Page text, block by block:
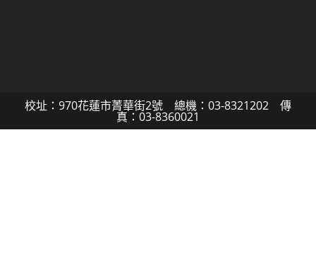
校址：970花蓮市菁華街2號 總機：03-8321202 傳
真：03-8360021